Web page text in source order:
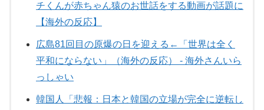
チくんが赤ちゃん猿のお世話をする動画が話題に
【海外の反応】
広島81回目の原爆の日を迎える←「世界は全く
平和にならない」（海外の反応） - 海外さんいら
っしゃい
韓国人「悲報：日本と韓国の立場が完全に逆転し